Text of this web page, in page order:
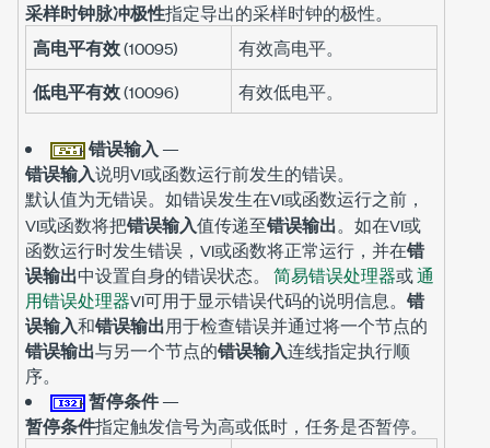
采样时钟脉冲极性指定导出的采样时钟的极性。
高电平有效(10095)
有效高电平。
低电平有效(10096) 有效低电平。
错误输入 —
错误输入说明VI或函数运行前发生的错误。
默认值为无错误。如错误发生在VI或函数运行之前，
VI或函数将把错误输入值传递至错误输出。如在VI或
函数运行时发生错误，VI或函数将正常运行，并在错
误输出中设置自身的错误状态。 简易错误处理器或通
用错误处理器VI可用于显示错误代码的说明信息。 错
误输入和错误输出用于检查错误并通过将一个节点的
错误输出与另一个节点的错误输入连线指定执行顺
序。
暂停条件—
暂停条件指定触发信号为高或低时，任务是否暂停。